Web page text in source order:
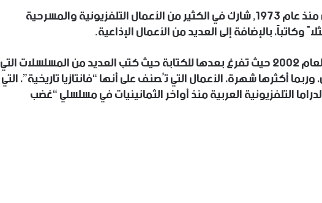
وهو عضو نقابة الفنانين منذ عام 1973, شارك في الكثير من الأعمال التلفزيونية والمسرحية
وكاتباً، بالإضافة إلى العديد من الأعمال الإذاعية.
وتوقف عن التمثيل في العام 2002 حيث تفرغ بعدها للكتابة حيث كتب العديد من المسلسلات التي
أكثرها شهرة، الأعمال التي تُصنف على أنها “فانتازيا تاريخية”، التي
التلفزيونية العربية منذ أواخر الثمانينيات في مسلسلي “غضب